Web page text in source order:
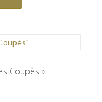
Coupès »